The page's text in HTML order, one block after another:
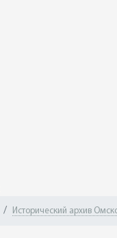
Исторический архив